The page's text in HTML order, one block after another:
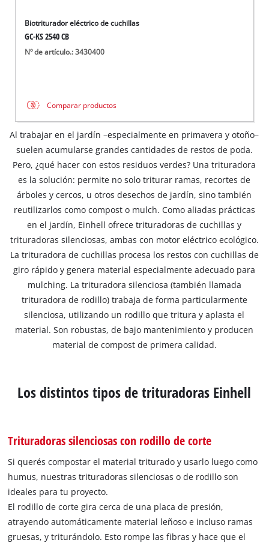
Biotriturador eléctrico de cuchillas
GC-KS 2540 CB
Nº de artículo.: 3430400
Comparar productos
Al trabajar en el jardín –especialmente en primavera y otoño–
suelen acumularse grandes cantidades de restos de poda.
Pero, ¿qué hacer con estos residuos verdes? Una trituradora
es la solución: permite no solo triturar ramas, recortes de
árboles y cercos, u otros desechos de jardín, sino también
reutilizarlos como compost o mulch. Como aliadas prácticas
en el jardín, Einhell ofrece trituradoras de cuchillas y
trituradoras silenciosas, ambas con motor eléctrico ecológico.
La trituradora de cuchillas procesa los restos con cuchillas de
giro rápido y genera material especialmente adecuado para
mulching. La trituradora silenciosa (también llamada
trituradora de rodillo) trabaja de forma particularmente
silenciosa, utilizando un rodillo que tritura y aplasta el
material. Son robustas, de bajo mantenimiento y producen
material de compost de primera calidad.
Los distintos tipos de trituradoras Einhell
Trituradoras silenciosas con rodillo de corte
Si querés compostar el material triturado y usarlo luego como
humus, nuestras trituradoras silenciosas o de rodillo son
ideales para tu proyecto.
El rodillo de corte gira cerca de una placa de presión,
atrayendo automáticamente material leñoso e incluso ramas
gruesas, y triturándolo. Esto rompe las fibras y hace que el